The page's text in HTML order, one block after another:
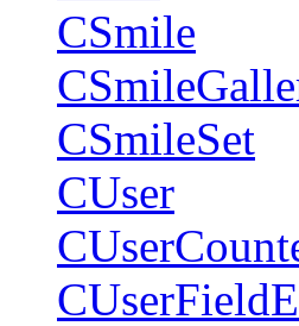
CSmile
CSmileSet
CUser